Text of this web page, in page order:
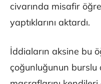
civarında misafir
yaptıklarını aktardı.
İddiaların aksine bu
çoğunluğunun burslu